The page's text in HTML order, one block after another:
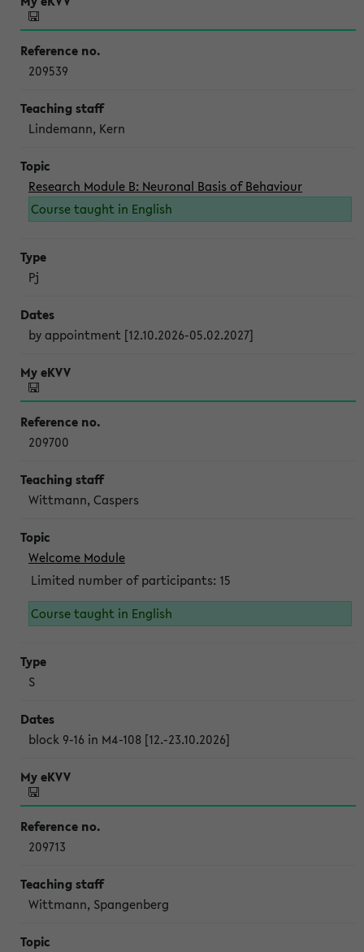
209539
Lindemann, Kern
Research Module B: Neuronal Basis of Behaviour
Course taught in English
Pj
by appointment [12.10.2026-05.02.2027]
209700
Wittmann, Caspers
Welcome Module
Limited number of participants: 15
Course taught in English
S
block 9-16 in M4-108 [12.-23.10.2026]
209713
Wittmann, Spangenberg